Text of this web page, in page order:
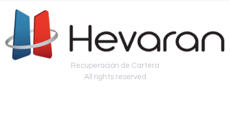
Recuperación de Cartera
All rights reserved